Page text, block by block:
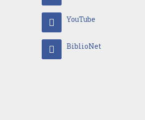
YouTube
BiblioNet